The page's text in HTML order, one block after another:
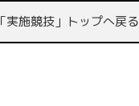
「実施競技」トップへ戻る